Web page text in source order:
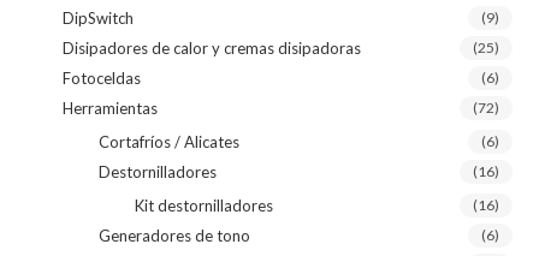
DipSwitch (9)
Disipadores de calor y cremas disipadoras (25)
Fotoceldas (6)
Herramientas (72)
Cortafríos / Alicates (6)
Destornilladores (16)
Kit destornilladores (16)
Generadores de tono (6)